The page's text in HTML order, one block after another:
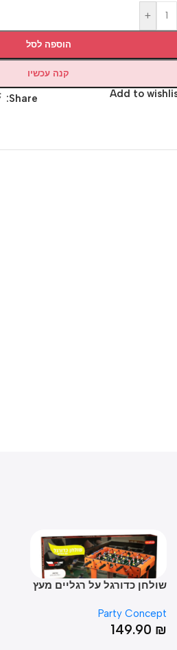
+
הוספה לסל
קנה עכשיו
Add to
Share:
כדורגל על רגליים מעץ
Party
149.90